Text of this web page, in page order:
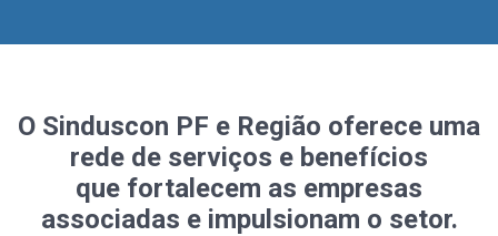
O Sinduscon PF e Região oferece uma
rede de serviços e benefícios
que fortalecem as empresas
associadas e impulsionam o setor.